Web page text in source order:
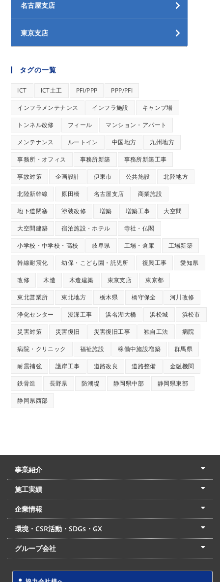
名古屋支店
東京支店
タグの一覧
ICT ICT土工 PFI/PPP PPP/PFI
インフラメンテナンス インフラ施設 キャンプ場
トンネル改修 フィール マンション・アパート
メンテナンス ルートイン 中国地方 九州地方
事務所・オフィス 事務所新築 事務所新築工事
事故対策 企画設計 伊東市 公共施設 北陸地方
北陸新幹線 原田橋 名古屋支店 商業施設
地下道閉塞 塗装改修 増築 増築工事 大空間
大空間建築 宿泊施設・ホテル 寺社・仏閣
小学校・中学校・高校 岐阜県 工場・倉庫 工場新築
幹線耐震化 幼保・こども園・託児所 復興工事 愛知県
改修 木造 木造建築 東京支店 東京都
東北営業所 東北地方 栃木県 橋守保全 河川改修
浄化センター 浚渫工事 浜名湖大橋 浜松城 浜松市
災害対策 災害復旧 災害復旧工事 独自工法 病院
病院・クリニック 福祉施設 稼働中施設増築 群馬県
耐震補強 護岸工事 道路改良 道路整備 金融機関
鉄骨造 長野県 防潮堤 静岡県中部 静岡県東部
静岡県西部
事業紹介
土木本部
建築本部
PPP・PFI
リフォーム・リノベーション
中村建設の家
施工実績
土木部門
建築部門
リフォーム部門
住宅部門
名古屋支店
東京支店
企業情報
会社概要
経営理念
沿革
リクルート
最新情報
お問合せ
環境・CSR活動・SDGs・GX
LSS流動化処理工法
CSR・SDGs・GX
発電事業
次世代ZEBオフィス
グループ会社